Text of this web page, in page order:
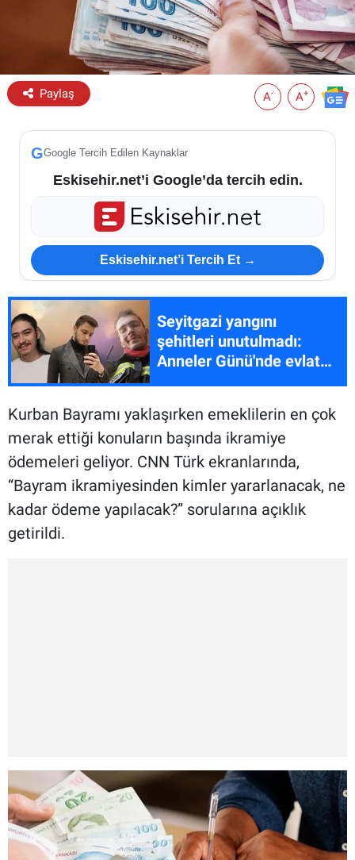
Paylaş A- A+
GGoogle Tercih Edilen Kaynaklar
Eskisehir.net’i Google’da tercih edin.
Eskisehir.net’i Tercih Et →
Seyitgazi yangını
şehitleri unutulmadı:
Anneler Günü'nde evlat
Kurban Bayramı yaklaşırken emeklilerin en çok
merak ettiği konuların başında ikramiye
ödemeleri geliyor. CNN Türk ekranlarında,
“Bayram ikramiyesinden kimler yararlanacak, ne
kadar ödeme yapılacak?” sorularına açıklık
getirildi.